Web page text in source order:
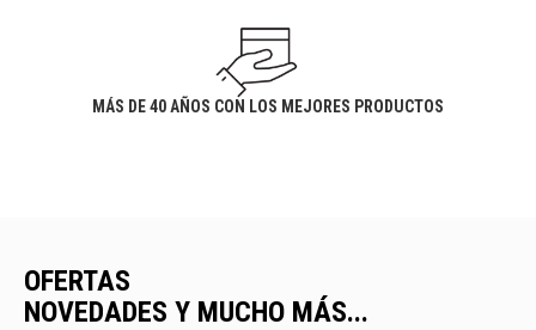
MÁS DE 40 AÑOS CON LOS MEJORES PRODUCTOS
OFERTAS
NOVEDADES Y MUCHO MÁS...